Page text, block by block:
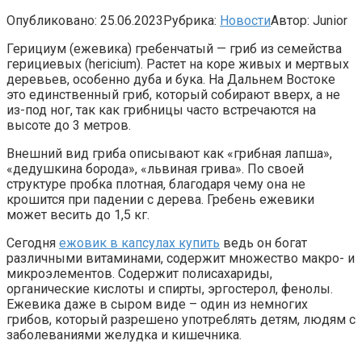
Опубликовано: 25.06.2023Рубрика: НовостиАвтор: Junior
Герициум (ежевика) гребенчатый — гриб из семейства
герициевых (hericium). Растет на коре живых и мертвых
деревьев, особенно дуба и бука. На Дальнем Востоке
это единственный гриб, который собирают вверх, а не
из-под ног, так как грибницы часто встречаются на
высоте до 3 метров.
Внешний вид гриба описывают как «грибная лапша»,
«дедушкина борода», «львиная грива». По своей
структуре пробка плотная, благодаря чему она не
крошится при падении с дерева. Гребень ежевики
может весить до 1,5 кг.
Сегодня ежовик в капсулах купить ведь он богат
различными витаминами, содержит множество макро- и
микроэлементов. Содержит полисахариды,
органические кислоты и спирты, эргостерол, фенолы.
Ежевика даже в сыром виде – один из немногих
грибов, который разрешено употреблять детям, людям с
заболеваниями желудка и кишечника.